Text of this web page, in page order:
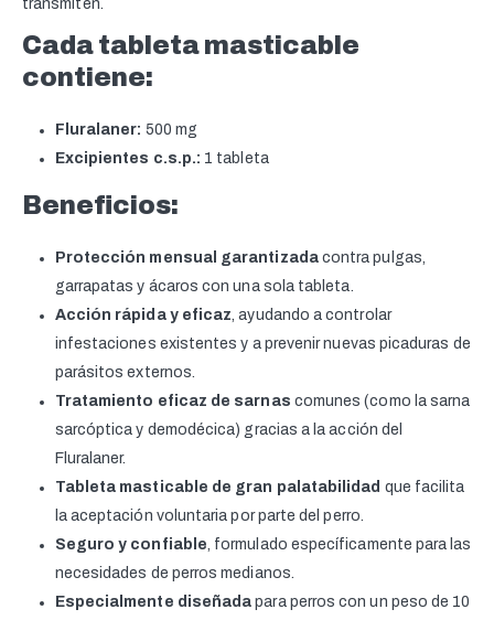
transmiten.
Cada tableta masticable
contiene:
Fluralaner: 500 mg
Excipientes c.s.p.: 1 tableta
Beneficios:
Protección mensual garantizadacontra pulgas,
garrapatas y ácaros con una sola tableta.
Acción rápida y eficaz , ayudando a controlar
infestaciones existentes y a prevenir nuevas picaduras de
parásitos externos.
Tratamiento eficaz de sarnas comunes (como la sarna
sarcóptica y demodécica) gracias a la acción del
Fluralaner.
Tableta masticable de gran palatabilidad que facilita
la aceptación voluntaria por parte del perro.
Seguro y confiable , formulado específicamente para las
necesidades de perros medianos.
Especialmente diseñada para perros con un peso de 10